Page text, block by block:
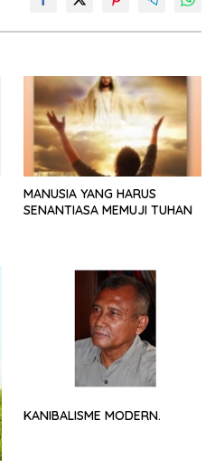
MANUSIA YANG HARUS
SENANTIASA MEMUJI TUHAN
KANIBALISME MODERN.